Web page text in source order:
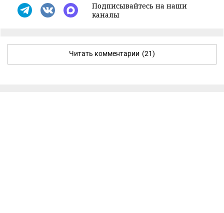
Подписывайтесь на наши
каналы
Читать комментарии (21)